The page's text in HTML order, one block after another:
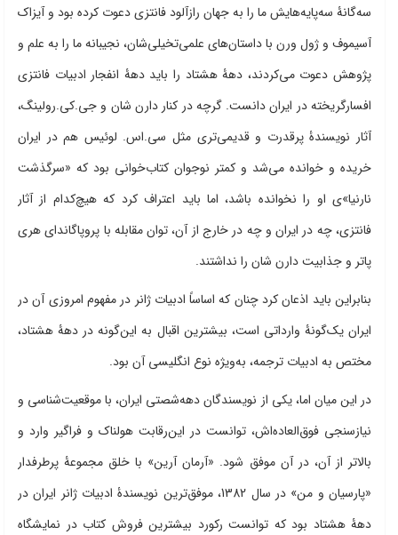
سه‌گانۀ سه‌پایه‌هایش ما را به جهان رازآلود فانتزی دعوت کرده بود و آیزاک
آسیموف و ژول ورن با داستان‌های علمی‌تخیلی‌شان، نجیبانه ما را به علم و
پژوهش دعوت می‌کردند، دهۀ هشتاد را باید دهۀ انفجار ادبیات فانتزی
افسارگریخته در ایران دانست. گرچه در کنار دارن شان و جی.کی.رولینگ،
آثار نویسندۀ پرقدرت و قدیمی‌تری مثل سی.اس. لوئیس هم در ایران
خریده و خوانده می‌شد و کمتر نوجوان کتاب‌خوانی بود که «سرگذشت
نارنیا»ی او را نخوانده باشد، اما باید اعتراف کرد که هیچ‌کدام از آثار
فانتزی، چه در ایران و چه در خارج از آن، توان مقابله با پروپاگاندای هری
پاتر و جذابیت دارن شان را نداشتند.
بنابراین باید اذعان کرد چنان که اساساً ادبیات ژانر در مفهوم امروزی آن در
ایران یک‌گونۀ وارداتی است، بیشترین اقبال به این‌گونه در دهۀ هشتاد،
مختص به ادبیات ترجمه، به‌ویژه نوع انگلیسی آن بود.
در این میان اما، یکی از نویسندگان دهه‌شصتی ایران، با موقعیت‌شناسی و
نیازسنجی فوق‌العاده‌اش، توانست در این‌رقابت هولناک و فراگیر وارد و
بالاتر از آن، در آن موفق شود. «آرمان آرین» با خلق مجموعۀ پرطرفدار
«پارسیان و من» در سال 1382، موفق‌ترین نویسندۀ ادبیات ژانر ایران در
دهۀ هشتاد بود که توانست رکورد بیشترین فروش کتاب در نمایشگاه